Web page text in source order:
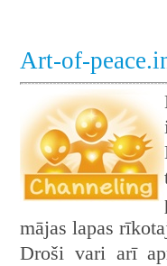
Art-of-
mājas lapas
Droši vari arī